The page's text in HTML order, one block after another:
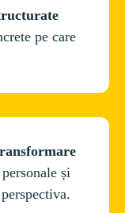
pe care
și